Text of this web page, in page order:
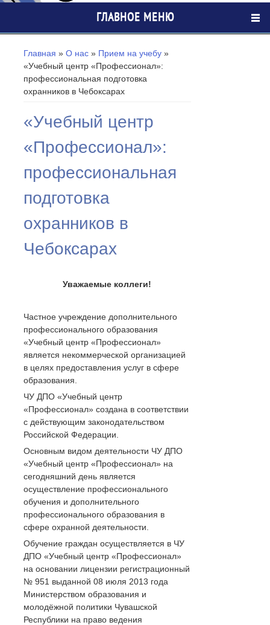
ГЛАВНОЕ МЕНЮ
Вы здесь
Главная » О нас » Прием на учебу »
«Учебный центр «Профессионал»:
профессиональная подготовка
охранников в Чебоксарах
«Учебный центр
«Профессионал»:
профессиональная
подготовка
охранников в
Чебоксарах
Уважаемые коллеги!
Частное учреждение дополнительного
профессионального образования
«Учебный центр «Профессионал»
является некоммерческой организацией
в целях предоставления услуг в сфере
образования.
ЧУ ДПО «Учебный центр
«Профессионал» создана в соответствии
с действующим законодательством
Российской Федерации.
Основным видом деятельности ЧУ ДПО
«Учебный центр «Профессионал» на
сегодняшний день является
осуществление профессионального
обучения и дополнительного
профессионального образования в
сфере охранной деятельности.
Обучение граждан осуществляется в ЧУ
ДПО «Учебный центр «Профессионал»
на основании лицензии регистрационный
№ 951 выданной 08 июля 2013 года
Министерством образования и
молодёжной политики Чувашской
Республики на право ведения